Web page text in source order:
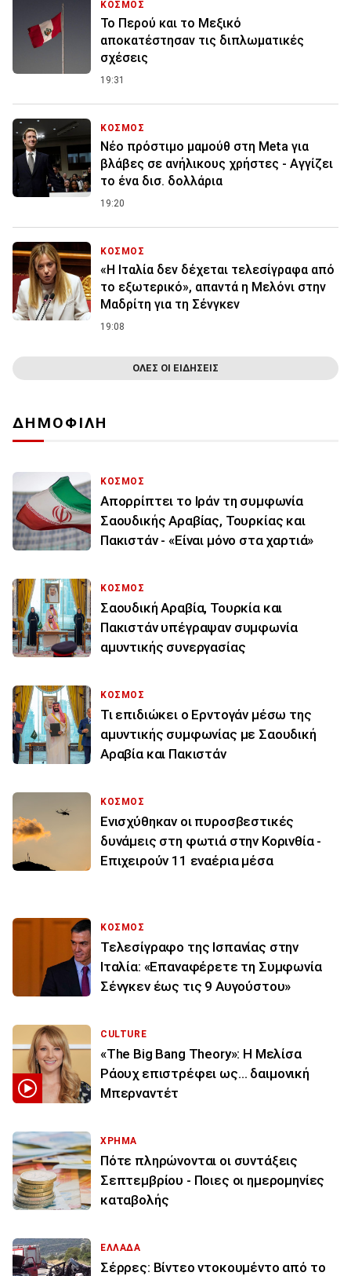
ΚΟΣΜΟΣ
Το Περού και το Μεξικό
αποκατέστησαν τις διπλωματικές
σχέσεις
19:31
ΚΟΣΜΟΣ
Nέο πρόστιμο μαμούθ στη Meta για
βλάβες σε ανήλικους χρήστες - Αγγίζει
το ένα δισ. δολλάρια
19:20
ΚΟΣΜΟΣ
«Η Ιταλία δεν δέχεται τελεσίγραφα από
το εξωτερικό», απαντά η Μελόνι στην
Μαδρίτη για τη Σένγκεν
19:08
ΟΛΕΣ ΟΙ ΕΙΔΗΣΕΙΣ
ΔΗΜΟΦΙΛΗ
ΚΟΣΜΟΣ
Απορρίπτει το Ιράν τη συμφωνία
Σαουδικής Αραβίας, Τουρκίας και
Πακιστάν - «Είναι μόνο στα χαρτιά»
ΚΟΣΜΟΣ
Σαουδική Αραβία, Τουρκία και
Πακιστάν υπέγραψαν συμφωνία
αμυντικής συνεργασίας
ΚΟΣΜΟΣ
Τι επιδιώκει ο Ερντογάν μέσω της
αμυντικής συμφωνίας με Σαουδική
Αραβία και Πακιστάν
ΚΟΣΜΟΣ
Ενισχύθηκαν οι πυροσβεστικές
δυνάμεις στη φωτιά στην Κορινθία -
Επιχειρούν 11 εναέρια μέσα
ΚΟΣΜΟΣ
Τελεσίγραφο της Ισπανίας στην
Ιταλία: «Επαναφέρετε τη Συμφωνία
Σένγκεν έως τις 9 Αυγούστου»
CULTURE
«The Big Bang Theory»: Η Μελίσα
Ράουχ επιστρέφει ως… δαιμονική
Μπερναντέτ
ΧΡΗΜΑ
Πότε πληρώνονται οι συντάξεις
Σεπτεμβρίου - Ποιες οι ημερομηνίες
καταβολής
ΕΛΛΑΔΑ
Σέρρες: Βίντεο ντοκουμέντο από το